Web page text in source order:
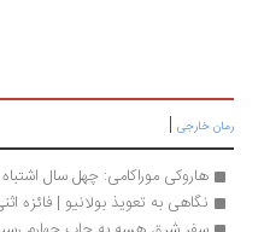
خارجی|
هاروکی موراکامی: چهل سال اشتباه کردم!
نگاهی به تعویذ بولانیو | فائزه اثنی‌عشری